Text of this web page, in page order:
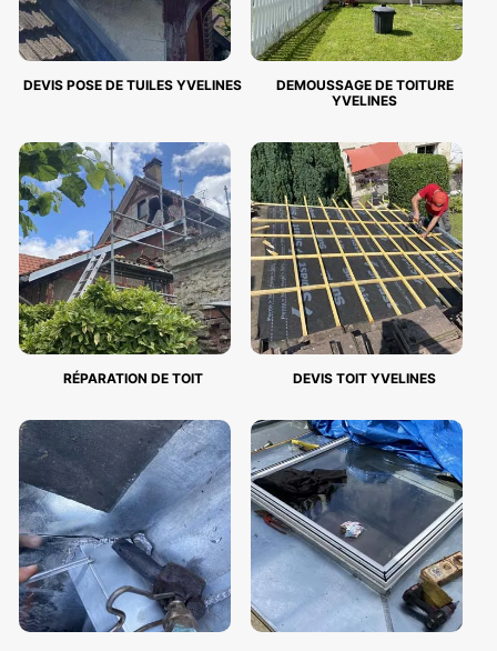
DEVIS POSE DE TUILES YVELINES
DEMOUSSAGE DE TOITURE
YVELINES
RÉPARATION DE TOIT DEVIS TOIT YVELINES